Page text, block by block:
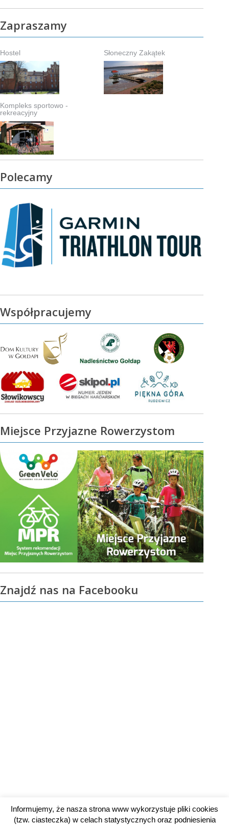
Zapraszamy
Hostel Słoneczny Zakątek
Kompleks sportowo -
rekreacyjny
Polecamy
Współpracujemy
Miejsce Przyjazne Rowerzystom
Znajdź nas na Facebooku
Informujemy, że nasza strona www wykorzystuje pliki cookies
(tzw. ciasteczka) w celach statystycznych oraz podniesienia